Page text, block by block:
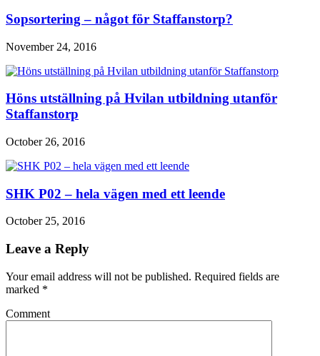
Sopsortering – något för Staffanstorp?
November 24, 2016
Höns utställning på Hvilan utbildning utanför
Staffanstorp
October 26, 2016
SHK P02 – hela vägen med ett leende
October 25, 2016
Leave a Reply
Your email address will not be published. Required fields are
marked *
Comment